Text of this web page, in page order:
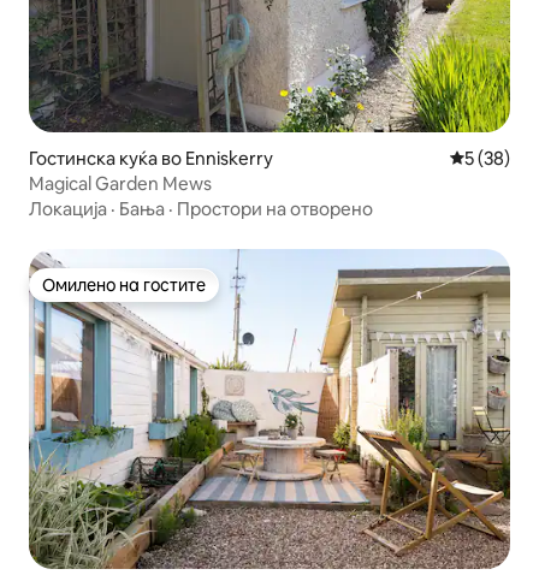
Гостинска куќа во Enniskerry Просечна
5 (38)
Magical Garden Mews
Локација · Бања · Простори на отворено
Омилено на гостите
Омилено на гостите